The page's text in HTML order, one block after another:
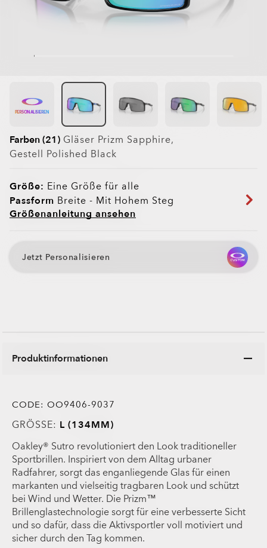
PERSONALISIEREN
Farben (21) Gläser Prizm Sapphire,
Gestell Polished Black
Größe: Eine Größe für alle
Passform Breite - Mit Hohem Steg
Größenanleitung ansehen
Jetzt Personalisieren
Produktinformationen
CODE: OO9406-9037
GRÖSSE: L (134MM)
Oakley® Sutro revolutioniert den Look traditioneller
Sportbrillen. Inspiriert von dem Alltag urbaner
Radfahrer, sorgt das enganliegende Glas für einen
markanten und vielseitig tragbaren Look und schützt
bei Wind und Wetter. Die Prizm™
Brillenglastechnologie sorgt für eine verbesserte Sicht
und so dafür, dass die Aktivsportler voll motiviert und
sicher durch den Tag kommen.